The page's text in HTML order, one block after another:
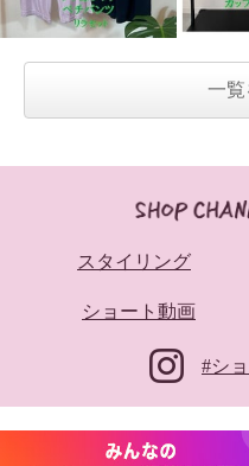
一覧
スタイリング
ショート動画
#シ